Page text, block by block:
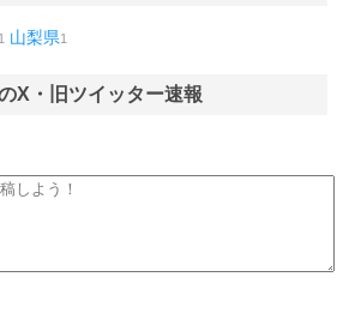
1 山梨県1
X・旧ツイッター速報